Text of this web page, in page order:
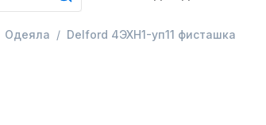
Одеяла Delford 4ЭХН1-уп11 фисташка